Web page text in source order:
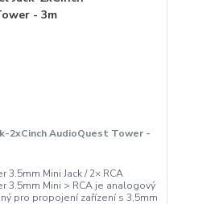
2xCinch AudioQuest Tower -
3.5mm Mini Jack / 2× RCA
3.5mm Mini > RCA je analogový
pro propojení zařízení s 3,5mm